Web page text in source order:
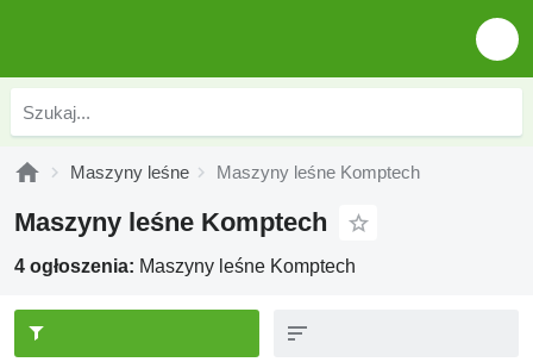
Maszyny leśne Maszyny leśne Komptech
Maszyny leśne Komptech
4 ogłoszenia: Maszyny leśne Komptech